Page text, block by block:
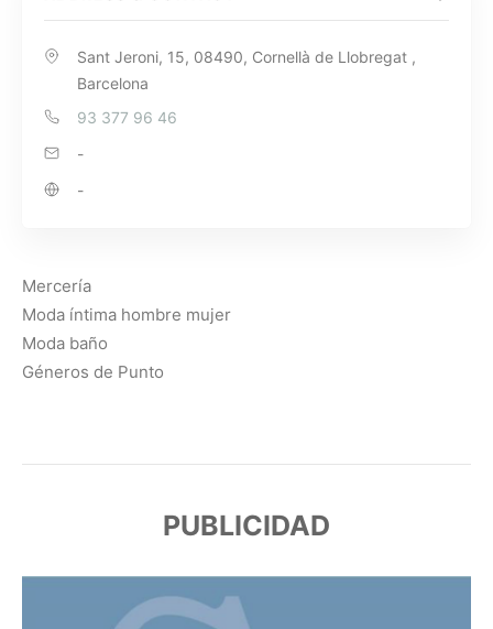
Sant Jeroni, 15, 08490, Cornellà de Llobregat ,
Barcelona
93 377 96 46
-
-
Mercería
Moda íntima hombre mujer
Moda baño
Géneros de Punto
PUBLICIDAD